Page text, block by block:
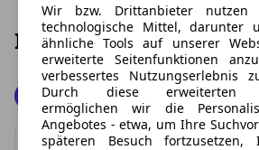
Ihr Traum-Angebot
Beides
Privat
Wir bzw. Drittanbieter nutzen
technologische Mittel, darunter
ähnliche Tools auf unserer
erweiterte Seitenfunktionen
verbessertes Nutzungserlebnis
Durch diese erweiterten
ermöglichen wir die
Angebotes - etwa, um Ihre
späteren Besuch fortzusetzen,